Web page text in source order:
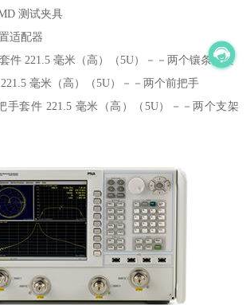
测试夹具
适配器
件 221.5 毫米（高）（5U）－－两个镶条支架
毫米（高）（5U）－－两个前把手
手套件 221.5 毫米（高）（5U）－－两个支架